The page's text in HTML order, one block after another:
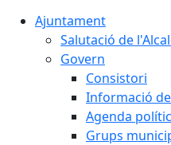
Ajuntament
Salutació de
Govern
Consistori
Informació
Agenda
Grups